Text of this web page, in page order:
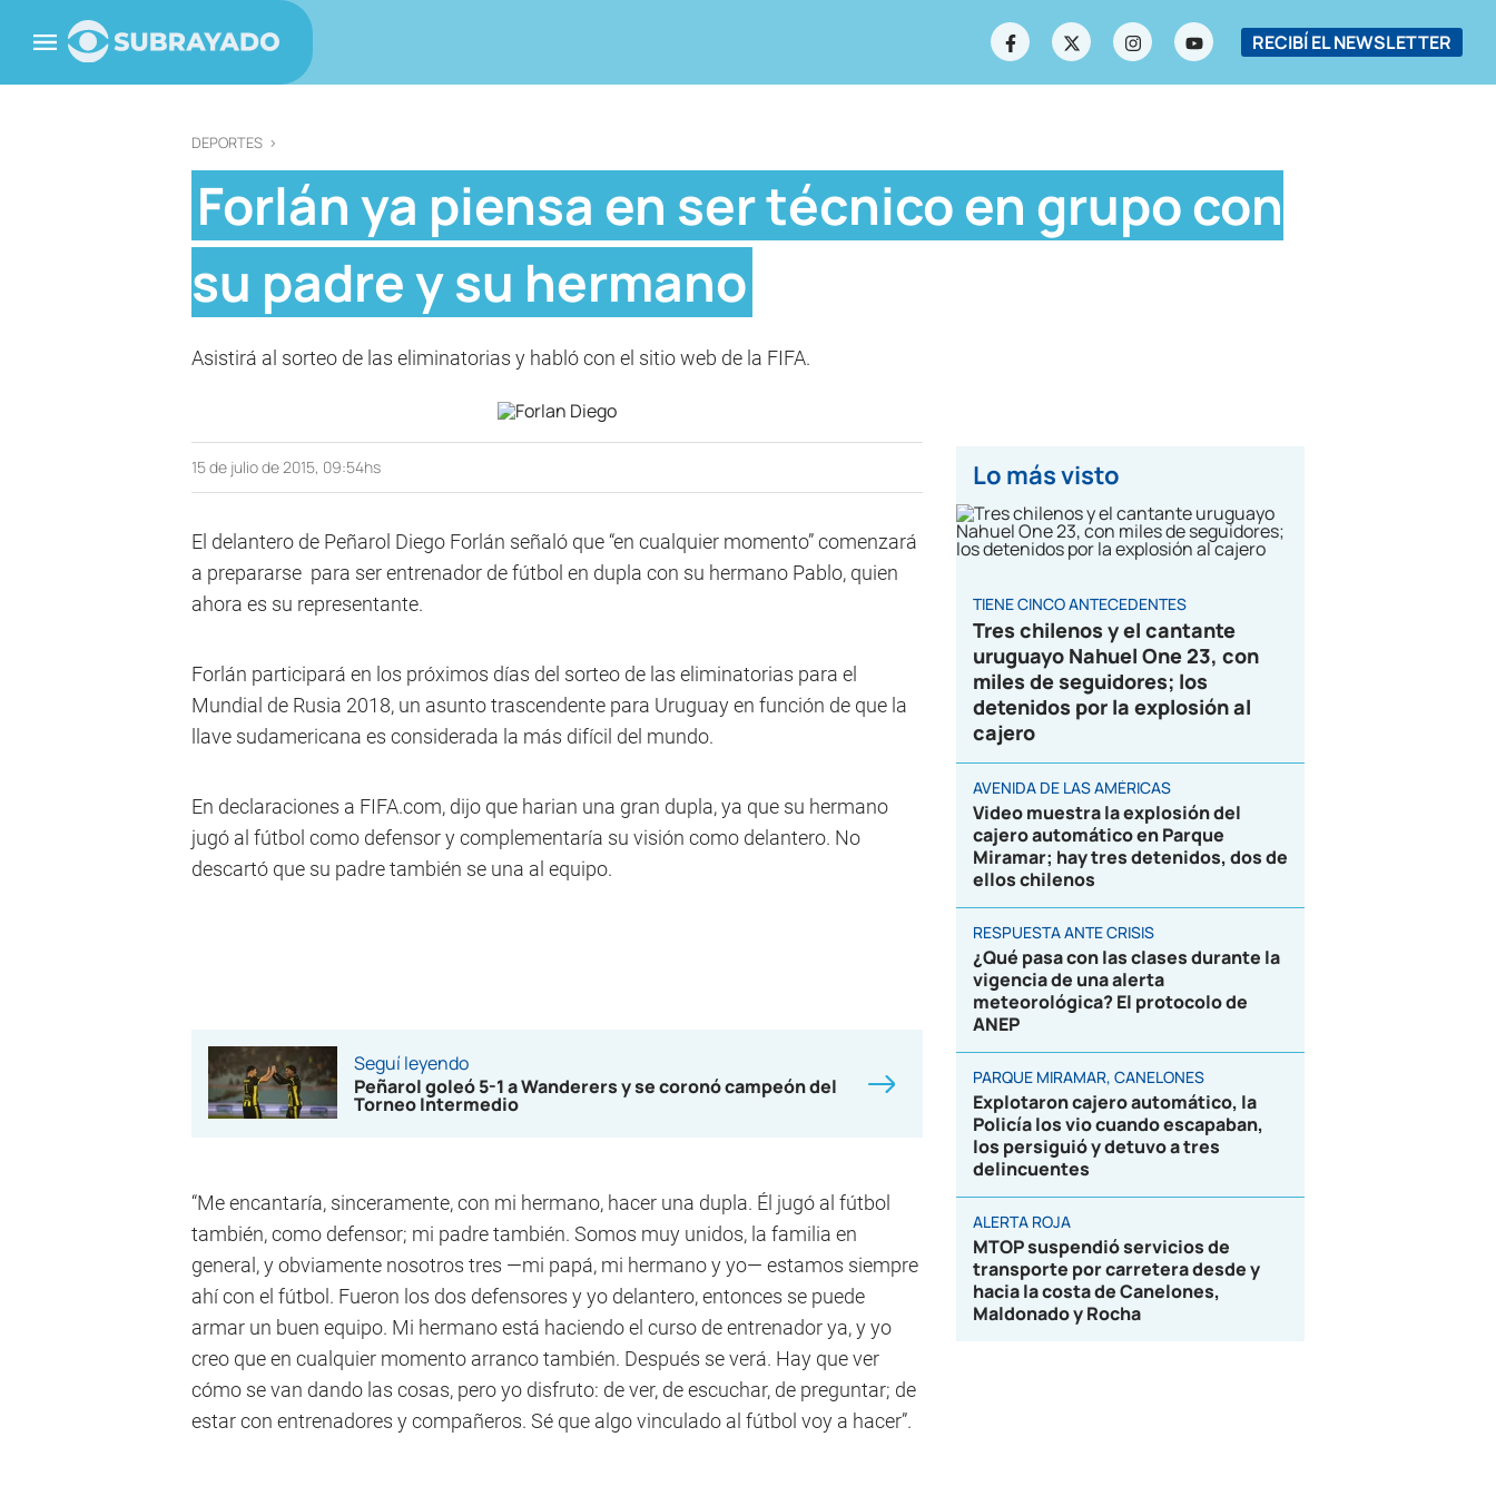
RECIBÍ EL NEWSLETTER
DEPORTES >
Forlán ya piensa en ser técnico en grupo con
su padre y su hermano
Asistirá al sorteo de las eliminatorias y habló con el sitio web de la FIFA.
15 de julio de 2015, 09:54hs
El delantero de Peñarol Diego Forlán señaló que “en cualquier momento” comenzará
a prepararse para ser entrenador de fútbol en dupla con su hermano Pablo, quien
ahora es su representante.
Forlán participará en los próximos días del sorteo de las eliminatorias para el
Mundial de Rusia 2018, un asunto trascendente para Uruguay en función de que la
llave sudamericana es considerada la más difícil del mundo.
En declaraciones a FIFA.com, dijo que harian una gran dupla, ya que su hermano
jugó al fútbol como defensor y complementaría su visión como delantero. No
descartó que su padre también se una al equipo.
Seguí leyendo
Peñarol goleó 5-1 a Wanderers y se coronó campeón del
Torneo Intermedio
“Me encantaría, sinceramente, con mi hermano, hacer una dupla. Él jugó al fútbol
también, como defensor; mi padre también. Somos muy unidos, la familia en
general, y obviamente nosotros tres —mi papá, mi hermano y yo— estamos siempre
ahí con el fútbol. Fueron los dos defensores y yo delantero, entonces se puede
armar un buen equipo. Mi hermano está haciendo el curso de entrenador ya, y yo
creo que en cualquier momento arranco también. Después se verá. Hay que ver
cómo se van dando las cosas, pero yo disfruto: de ver, de escuchar, de preguntar; de
estar con entrenadores y compañeros. Sé que algo vinculado al fútbol voy a hacer”.
Lo más visto
TIENE CINCO ANTECEDENTES
Tres chilenos y el cantante
uruguayo Nahuel One 23, con
miles de seguidores; los
detenidos por la explosión al
cajero
AVENIDA DE LAS AMÉRICAS
Video muestra la explosión del
cajero automático en Parque
Miramar; hay tres detenidos, dos de
ellos chilenos
RESPUESTA ANTE CRISIS
¿Qué pasa con las clases durante la
vigencia de una alerta
meteorológica? El protocolo de
ANEP
PARQUE MIRAMAR, CANELONES
Explotaron cajero automático, la
Policía los vio cuando escapaban,
los persiguió y detuvo a tres
delincuentes
ALERTA ROJA
MTOP suspendió servicios de
transporte por carretera desde y
hacia la costa de Canelones,
Maldonado y Rocha